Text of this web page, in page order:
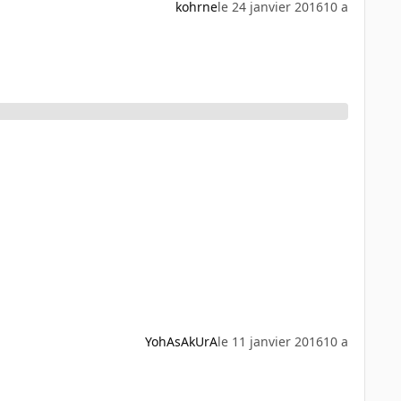
kohrnele 24 janvier 201610 a
YohAsAkUrAle 11 janvier 201610 a